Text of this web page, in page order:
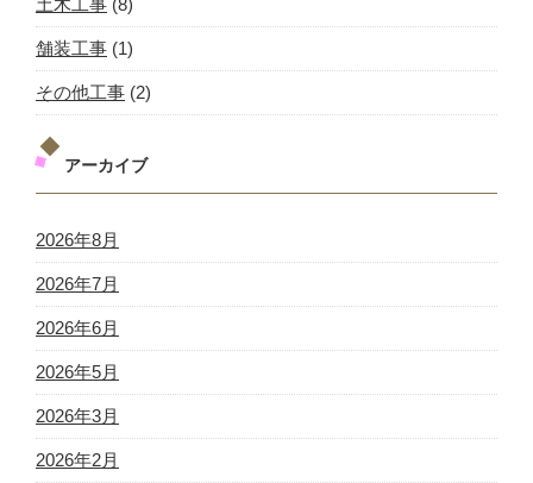
土木工事 (8)
舗装工事 (1)
その他工事 (2)
アーカイブ
2026年8月
2026年7月
2026年6月
2026年5月
2026年3月
2026年2月